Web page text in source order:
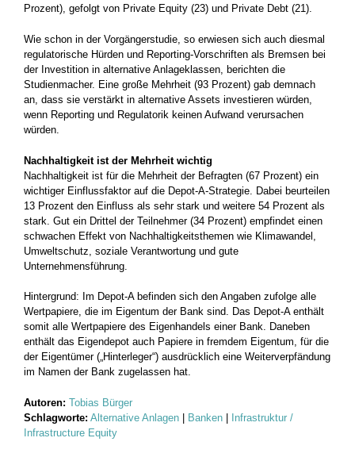
Prozent), gefolgt von Private Equity (23) und Private Debt (21).
Wie schon in der Vorgängerstudie, so erwiesen sich auch diesmal
regulatorische Hürden und Reporting-Vorschriften als Bremsen bei
der Investition in alternative Anlageklassen, berichten die
Studienmacher. Eine große Mehrheit (93 Prozent) gab demnach
an, dass sie verstärkt in alternative Assets investieren würden,
wenn Reporting und Regulatorik keinen Aufwand verursachen
würden.
Nachhaltigkeit ist der Mehrheit wichtig
Nachhaltigkeit ist für die Mehrheit der Befragten (67 Prozent) ein
wichtiger Einflussfaktor auf die Depot-A-Strategie. Dabei beurteilen
13 Prozent den Einfluss als sehr stark und weitere 54 Prozent als
stark. Gut ein Drittel der Teilnehmer (34 Prozent) empfindet einen
schwachen Effekt von Nachhaltigkeitsthemen wie Klimawandel,
Umweltschutz, soziale Verantwortung und gute
Unternehmensführung.
Hintergrund: Im Depot-A befinden sich den Angaben zufolge alle
Wertpapiere, die im Eigentum der Bank sind. Das Depot-A enthält
somit alle Wertpapiere des Eigenhandels einer Bank. Daneben
enthält das Eigendepot auch Papiere in fremdem Eigentum, für die
der Eigentümer („Hinterleger“) ausdrücklich eine Weiterverpfändung
im Namen der Bank zugelassen hat.
Autoren: Tobias Bürger
Schlagworte: Alternative Anlagen | Banken | Infrastruktur /
Infrastructure Equity